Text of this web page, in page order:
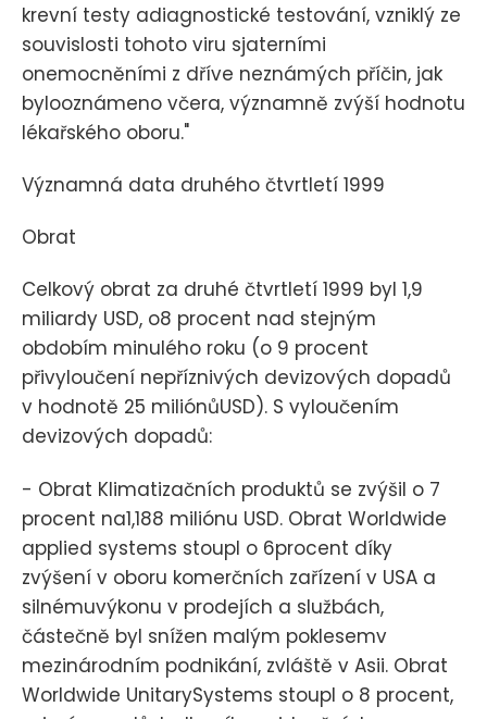
krevní testy adiagnostické testování, vzniklý ze
souvislosti tohoto viru sjaterními
onemocněními z dříve neznámých příčin, jak
bylooznámeno včera, významně zvýší hodnotu
lékařského oboru."
Významná data druhého čtvrtletí 1999
Obrat
Celkový obrat za druhé čtvrtletí 1999 byl 1,9
miliardy USD, o8 procent nad stejným
obdobím minulého roku (o 9 procent
přivyloučení nepříznivých devizových dopadů
v hodnotě 25 miliónůUSD). S vyloučením
devizových dopadů:
- Obrat Klimatizačních produktů se zvýšil o 7
procent na1,188 miliónu USD. Obrat Worldwide
applied systems stoupl o 6procent díky
zvýšení v oboru komerčních zařízení v USA a
silnémuvýkonu v prodejích a službách,
částečně byl snížen malým poklesemv
mezinárodním podnikání, zvláště v Asii. Obrat
Worldwide UnitarySystems stoupl o 8 procent,